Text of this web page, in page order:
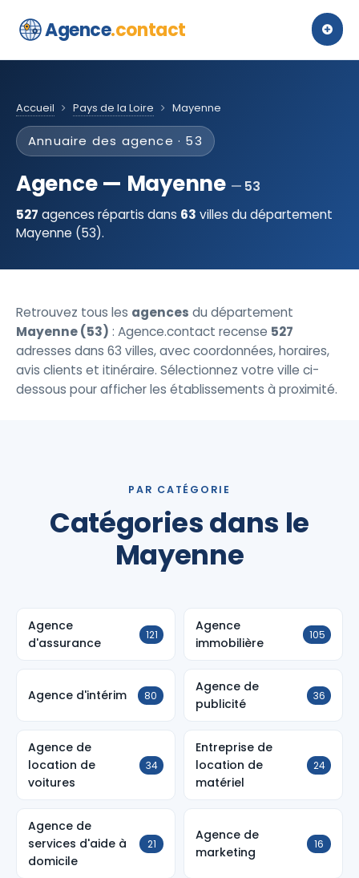
Agence.contact
Accueil Pays de la Loire Mayenne
Annuaire des agence · 53
Agence — Mayenne
53
527 agences répartis dans 63 villes du département
Mayenne (53).
Retrouvez tous les agences du département
Mayenne (53) : Agence.contact recense 527
adresses dans 63 villes, avec coordonnées, horaires,
avis clients et itinéraire. Sélectionnez votre ville ci-
dessous pour afficher les établissements à proximité.
PAR CATÉGORIE
Catégories dans le
Mayenne
Agence
d'assurance
121
Agence
immobilière
105
Agence d'intérim 80
Agence de
publicité
36
Agence de
location de
voitures
34
Entreprise de
location de
matériel
24
Agence de
services d'aide à
domicile
21
Agence de
marketing
16